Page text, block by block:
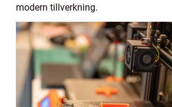
modern tillverkning.